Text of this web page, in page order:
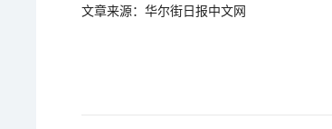
文章来源：华尔街日报中文网